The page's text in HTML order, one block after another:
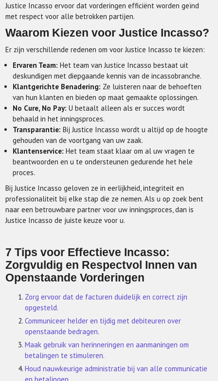
Justice Incasso ervoor dat vorderingen efficiënt worden geïnd
met respect voor alle betrokken partijen.
Waarom Kiezen voor Justice Incasso?
Er zijn verschillende redenen om voor Justice Incasso te kiezen:
Ervaren Team: Het team van Justice Incasso bestaat uit
deskundigen met diepgaande kennis van de incassobranche.
Klantgerichte Benadering: Ze luisteren naar de behoeften
van hun klanten en bieden op maat gemaakte oplossingen.
No Cure, No Pay: U betaalt alleen als er succes wordt
behaald in het inningsproces.
Transparantie: Bij Justice Incasso wordt u altijd op de hoogte
gehouden van de voortgang van uw zaak.
Klantenservice: Het team staat klaar om al uw vragen te
beantwoorden en u te ondersteunen gedurende het hele
proces.
Bij Justice Incasso geloven ze in eerlijkheid, integriteit en
professionaliteit bij elke stap die ze nemen. Als u op zoek bent
naar een betrouwbare partner voor uw inningsproces, dan is
Justice Incasso de juiste keuze voor u.
7 Tips voor Effectieve Incasso:
Zorgvuldig en Respectvol Innen van
Openstaande Vorderingen
Zorg ervoor dat de facturen duidelijk en correct zijn
opgesteld.
Communiceer helder en tijdig met debiteuren over
openstaande bedragen.
Maak gebruik van herinneringen en aanmaningen om
betalingen te stimuleren.
Houd nauwkeurige administratie bij van alle communicatie